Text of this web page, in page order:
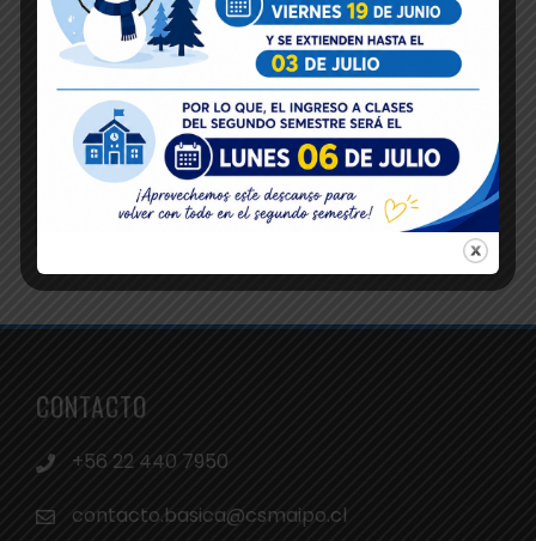
CONTACTO
+56 22 440 7950
contacto.basica@csmaipo.cl